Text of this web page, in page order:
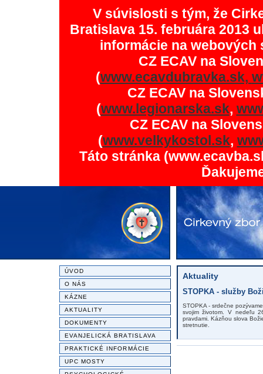
V súvislosti s tým, že
Bratislava 15. februára 2013
informácie na
CZ ECAV na
(www.ecavdubravka.sk,
CZ ECAV na
(www.legionarska.sk,
CZ ECAV na
(www.velkykostol.sk,
Táto stránka
ÚVOD
O NÁS
KÁZNE
AKTUALITY
DOKUMENTY
EVANJELICKÁ BRATISLAVA
PRAKTICKÉ INFORMÁCIE
UPC MOSTY
Aktuality
STOPKA - služby
STOPKA - srdečne
svojim životom. V nedeľu
pravdami. Kázňou slova
stretnutie.